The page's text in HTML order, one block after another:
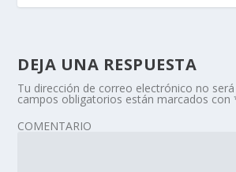
DEJA UNA RESPUESTA
Tu dirección de correo electrónico no será
campos obligatorios están marcados con
COMENTARIO